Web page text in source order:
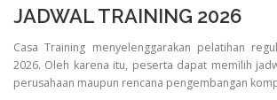
JADWAL TRAINING 2026
Casa Training menyelenggarakan pelatihan
2026. Oleh karena itu, peserta dapat memilih
perusahaan maupun rencana pengembangan